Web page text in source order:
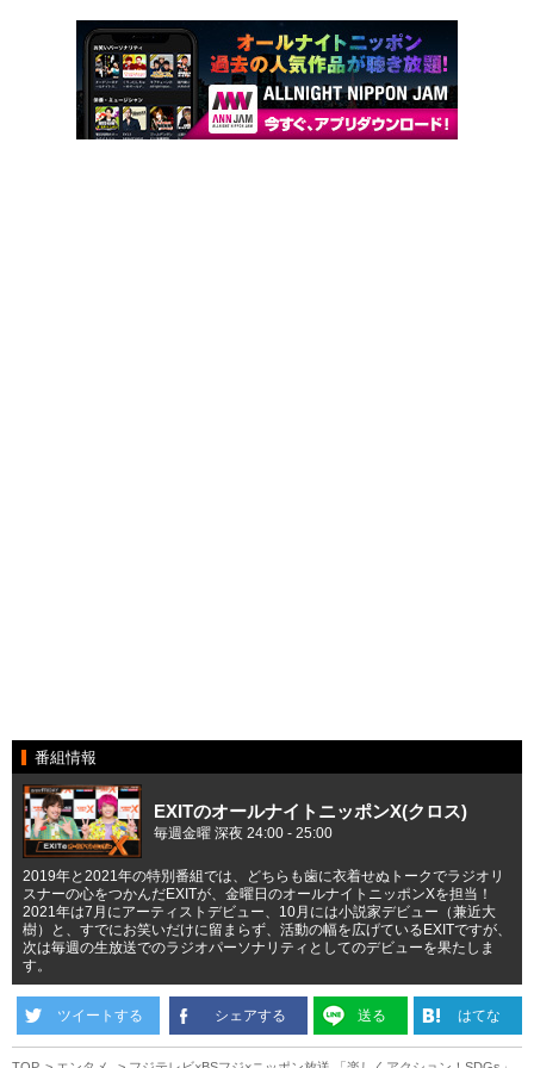
番組情報
EXITのオールナイトニッポンX(クロス)
毎週金曜 深夜 24:00 - 25:00
2019年と2021年の特別番組では、どちらも歯に衣着せぬトークでラジオリ
スナーの心をつかんだEXITが、金曜日のオールナイトニッポンXを担当！
2021年は7月にアーティストデビュー、10月には小説家デビュー（兼近大
樹）と、すでにお笑いだけに留まらず、活動の幅を広げているEXITですが、
次は毎週の生放送でのラジオパーソナリティとしてのデビューを果たしま
す。
ツイートする シェアする 送る はてな